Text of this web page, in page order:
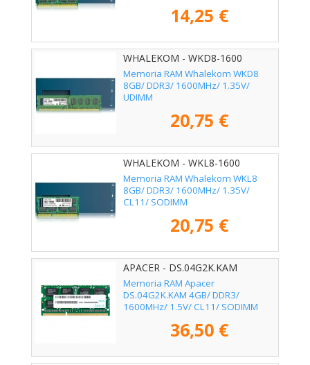
14,25 €
WHALEKOM - WKD8-1600
Memoria RAM Whalekom WKD8
8GB/ DDR3/ 1600MHz/ 1.35V/
UDIMM
20,75 €
WHALEKOM - WKL8-1600
Memoria RAM Whalekom WKL8
8GB/ DDR3/ 1600MHz/ 1.35V/
CL11/ SODIMM
20,75 €
APACER - DS.04G2K.KAM
Memoria RAM Apacer
DS.04G2K.KAM 4GB/ DDR3/
1600MHz/ 1.5V/ CL11/ SODIMM
36,50 €